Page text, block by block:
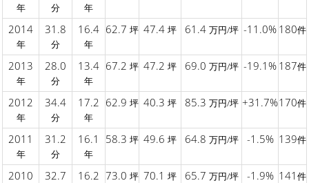
年 分 年
2014
年
31.8
分
16.4
年
62.7 坪 47.4 坪 61.4 万円/坪 -11.0% 180件
2013
年
28.0
分
13.4
年
67.2 坪 47.2 坪 69.0 万円/坪 -19.1% 187件
2012
年
34.4
分
17.2
年
62.9 坪 40.3 坪 85.3 万円/坪 +31.7%170件
2011
年
31.2
分
16.1
年
58.3 坪 49.6 坪 64.8 万円/坪 -1.5% 139件
2010 32.7 16.2 73.0 坪 70.1 坪 65.7 万円/坪 -1.9% 141 件